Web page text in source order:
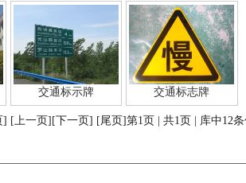
交通标示牌 交通标志牌
] [上一页][下一页] [尾页]第1页 | 共1页 | 库中12